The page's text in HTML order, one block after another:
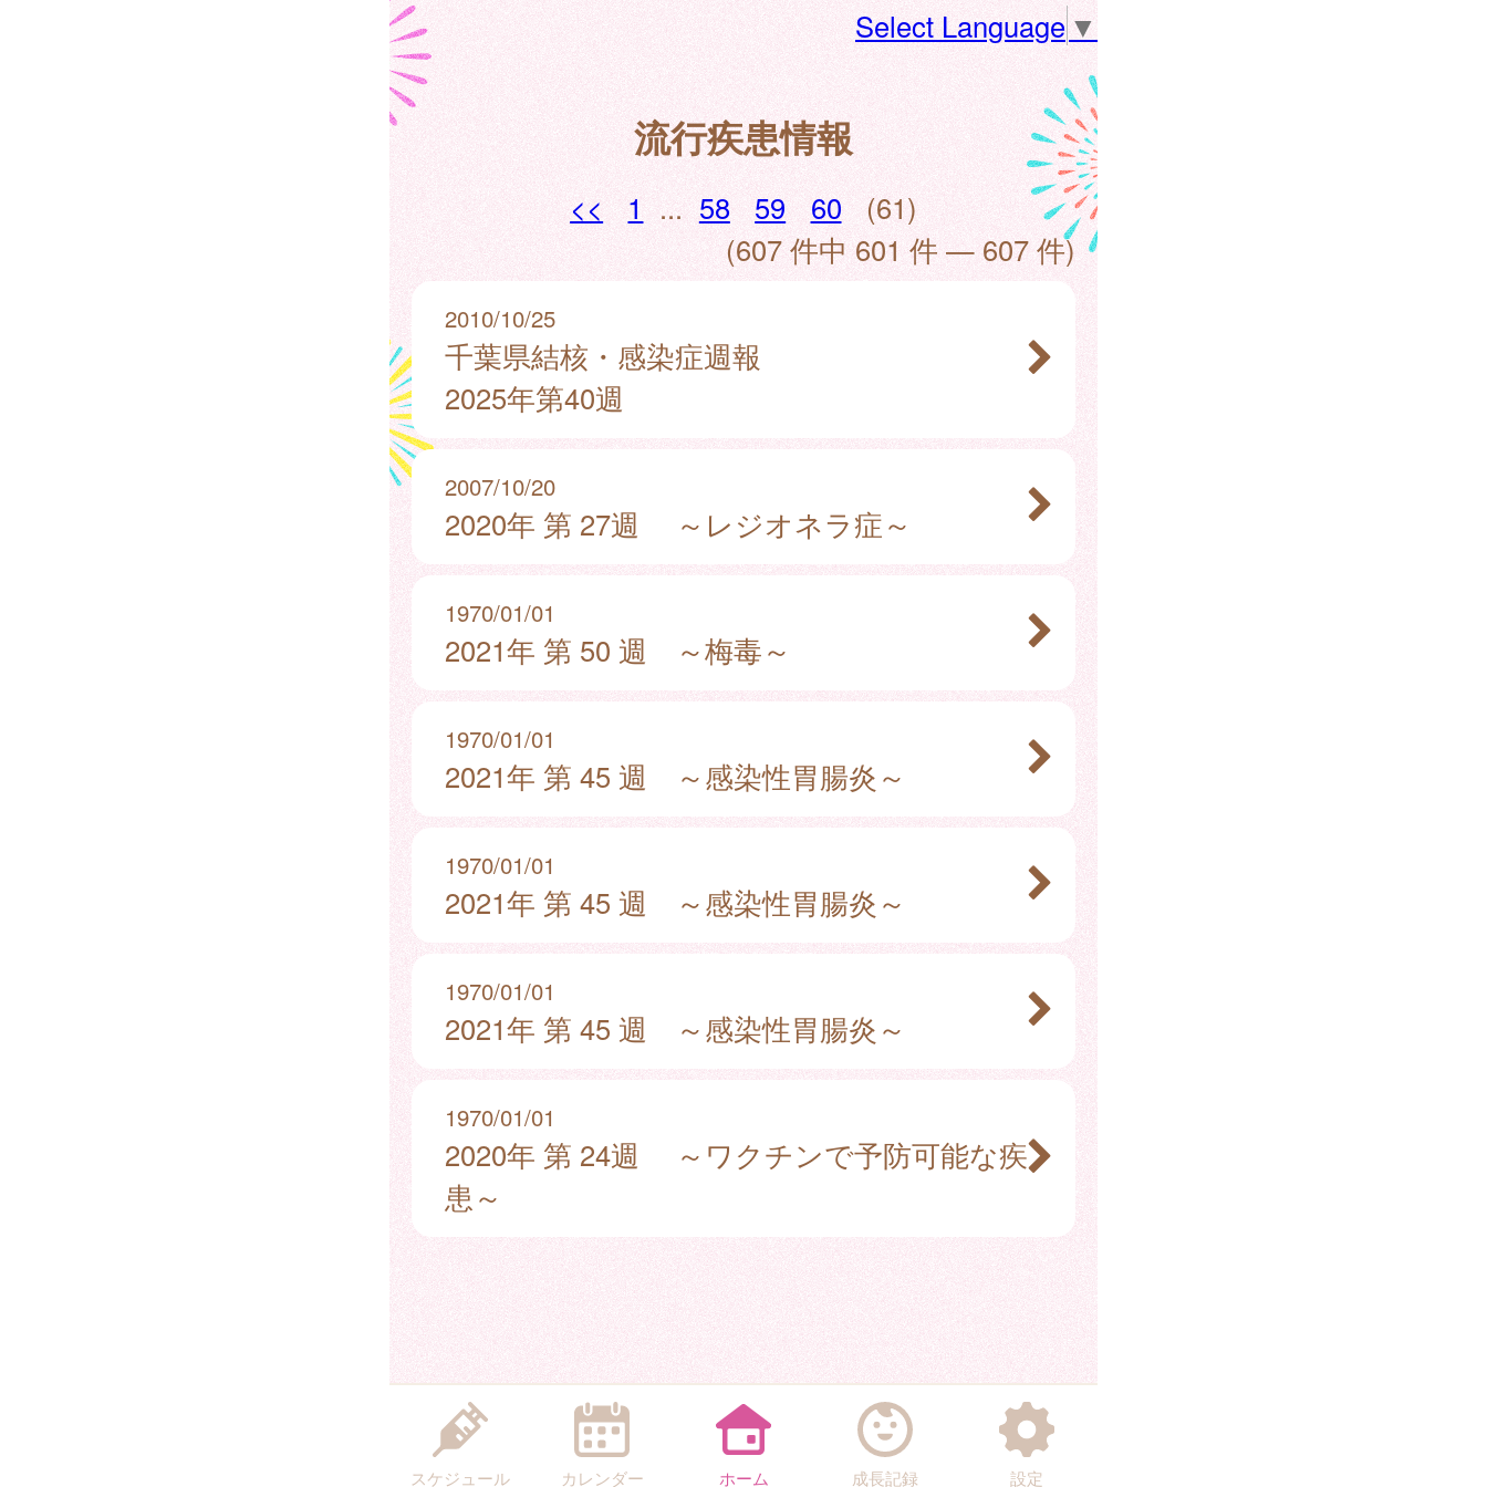
Select Language▼
流行疾患情報
<< 1 ... 58 59 60
(61)
(607 件中 601 件 — 607 件)
2010/10/25
千葉県結核・感染症週報
2025年第40週
2007/10/20
2020年 第 27週 ～レジオネラ症～
1970/01/01
2021年 第 50 週 ～梅毒～
1970/01/01
2021年 第 45 週 ～感染性胃腸炎～
1970/01/01
2021年 第 45 週 ～感染性胃腸炎～
1970/01/01
2021年 第 45 週 ～感染性胃腸炎～
1970/01/01
2020年 第 24週 ～ワクチンで予防可能な疾
患～
スケジュール カレンダー ホーム 成長記録 設定